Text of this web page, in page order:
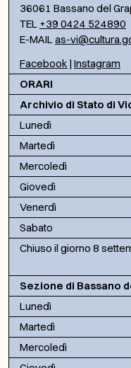
36061 Bassano del
TEL +39 0424 524890
E-MAILas-
Facebook | Instagram
ORARI
Archivio di Stato di
Lunedì
Martedì
Mercoledì
Giovedì
Venerdì
Sabato
Chiuso il giorno 8
Sezione di Bassano
Lunedì
Martedì
Mercoledì